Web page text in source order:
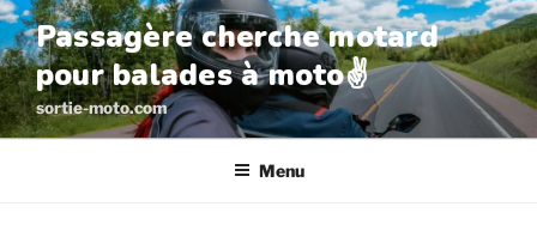
Aller
au
contenu
principal
Passagère cherche motard
pour balades à moto✌️
sortie-moto.com
Menu